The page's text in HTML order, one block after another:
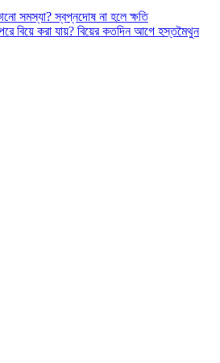
সমস্যা? স্বপ্নদোষ না হলে ক্ষতি
বিয়ে করা যায়? বিয়ের কতদিন আগে হস্তমৈথুন